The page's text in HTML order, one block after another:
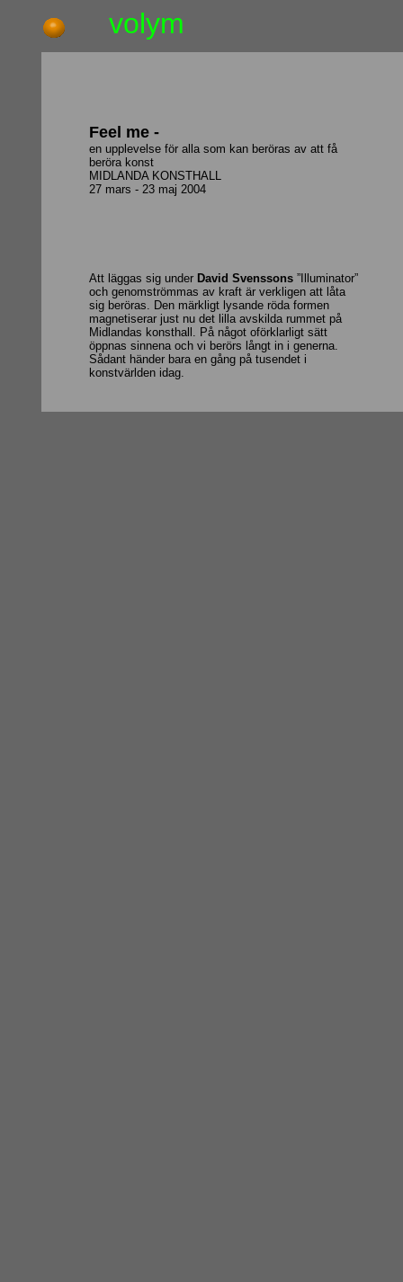
volym
Feel me -
en upplevelse för alla som kan beröras av att få
beröra konst
MIDLANDA KONSTHALL
27 mars - 23 maj 2004
Att läggas sig under David Svenssons ”Illuminator”
och genomströmmas av kraft är verkligen att låta
sig beröras. Den märkligt lysande röda formen
magnetiserar just nu det lilla avskilda rummet på
Midlandas konsthall. På något oförklarligt sätt
öppnas sinnena och vi berörs långt in i generna.
Sådant händer bara en gång på tusendet i
konstvärlden idag.